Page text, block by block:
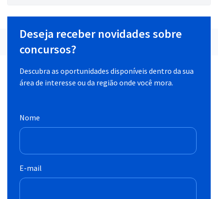
Deseja receber novidades sobre
concursos?
Descubra as oportunidades disponíveis dentro da sua
área de interesse ou da região onde você mora.
Nome
E-mail